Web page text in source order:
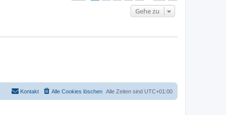
Gehe zu
Alle Zeiten sind UTC+01:00
Alle Cookies löschen
Kontakt